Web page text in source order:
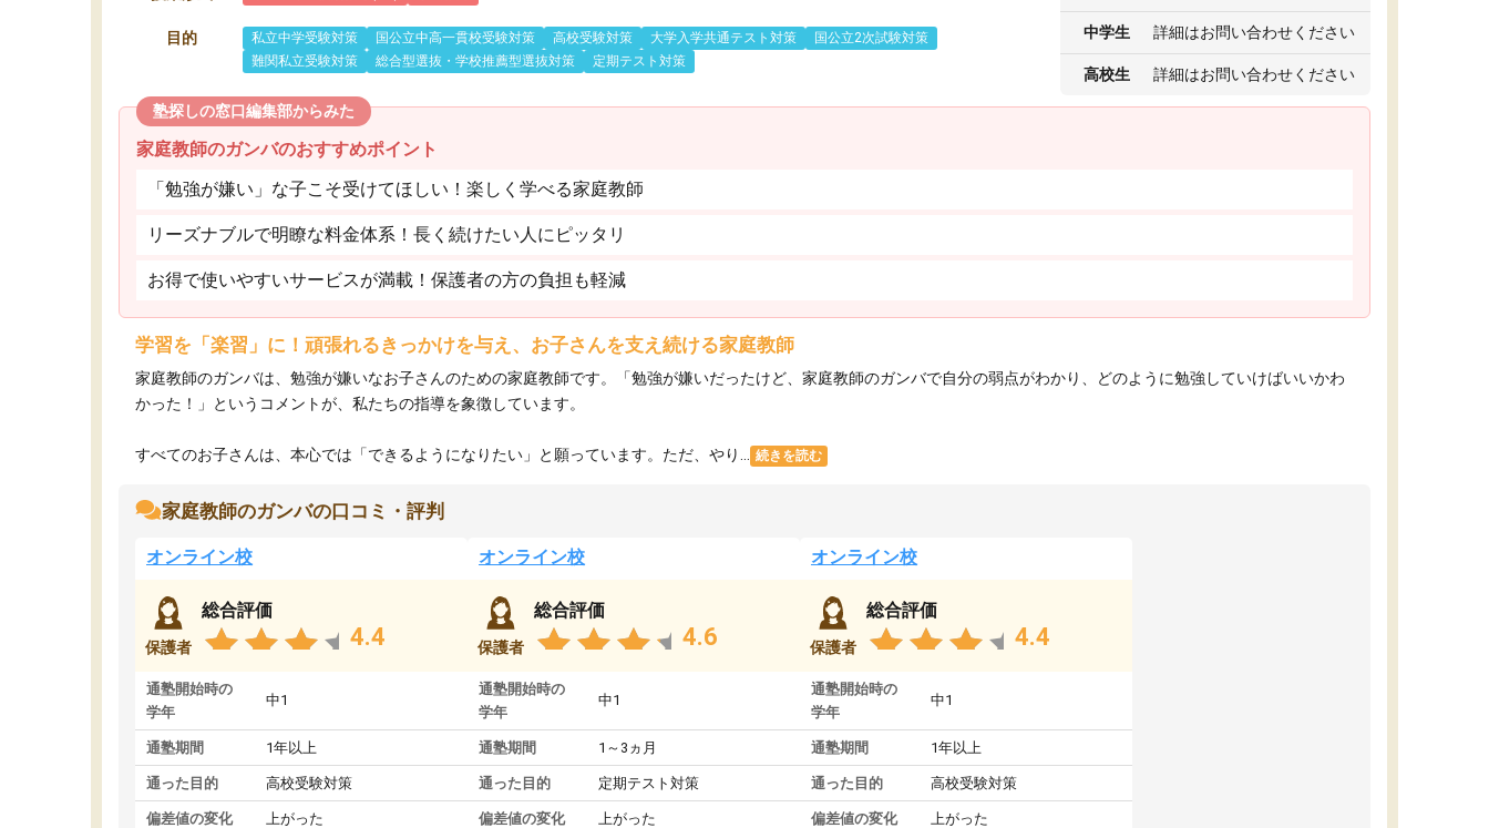
目的 私立中学受験対策 国公立中高一貫校受験対策 高校受験対策 大学入学共通テスト対策
国公立2次試験対策
難関私立受験対策
総合型選抜・学校推薦型選抜対策 定期テスト対策
中学生 詳細はお問い合わせください
高校生 詳細はお問い合わせください
塾探しの窓口編集部からみた
家庭教師のガンバのおすすめポイント
「勉強が嫌い」な子こそ受けてほしい！楽しく学べる家庭教師
リーズナブルで明瞭な料金体系！長く続けたい人にピッタリ
お得で使いやすいサービスが満載！保護者の方の負担も軽減
学習を「楽習」に！頑張れるきっかけを与え、お子さんを支え続ける家庭教師
家庭教師のガンバは、勉強が嫌いなお子さんのための家庭教師です。「勉強が嫌いだったけど、家庭教師のガンバで自分の弱点がわかり、どのように勉強していけばいいかわ
かった！」というコメントが、私たちの指導を象徴しています。
すべてのお子さんは、本心では「できるようになりたい」と願っています。ただ、やり... 続きを読む
家庭教師のガンバの口コミ・評判
オンライン校
保護者
総合評価
4.4
通塾開始時の
学年
中1
通塾期間 1年以上
通った目的 高校受験対策
偏差値の変化 上がった
オンライン校
保護者
総合評価
4.6
通塾開始時の
学年
中1
通塾期間 1～3ヵ月
通った目的 定期テスト対策
偏差値の変化 上がった
オンライン校
保護者
総合評価
4.4
通塾開始時の
学年
中1
通塾期間 1年以上
通った目的 高校受験対策
偏差値の変化 上がった